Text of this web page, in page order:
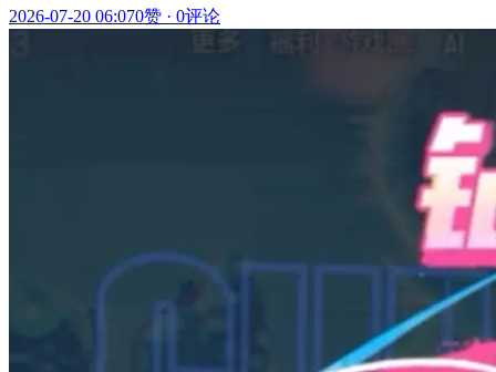
2026-07-20 06:070赞 · 0评论